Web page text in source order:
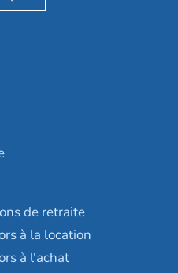
Villa Médicis
de retraite
à la location
à l'achat